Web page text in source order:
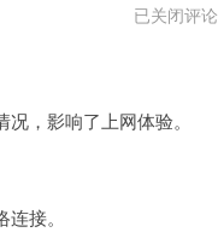
迷
器
已关闭评论
，影响了上网体验。
接。